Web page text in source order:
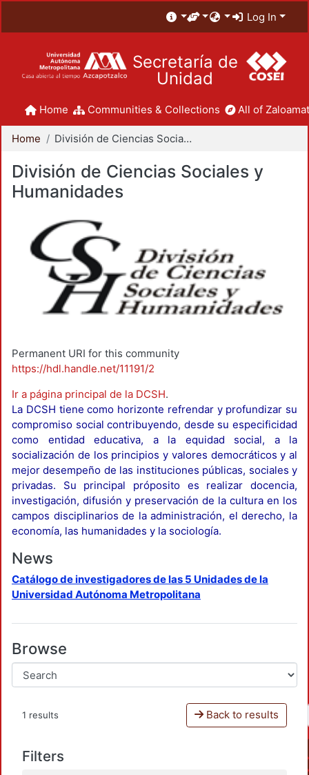
Log In
Secretaría de
Unidad
Home Communities & Collections All of
Home División de Ciencias Sociales y Humanidades
División de Ciencias Sociales y
Humanidades
Permanent URI for this community
https://hdl.handle.net/11191/2
Ir a página principal de la DCSH.
La DCSH tiene como horizonte refrendar y profundizar su
compromiso social contribuyendo, desde su especificidad
como entidad educativa, a la equidad social, a la
socialización de los principios y valores democráticos y al
mejor desempeño de las instituciones públicas, sociales y
privadas. Su principal próposito es realizar docencia,
investigación, difusión y preservación de la cultura en los
campos disciplinarios de la administración, el derecho, la
economía, las humanidades y la sociología.
News
Catálogo de investigadores de las 5 Unidades de la
Universidad Autónoma Metropolitana
Browse
1 results Back to results
Filters